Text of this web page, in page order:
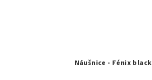
Náušnice - Fénix black